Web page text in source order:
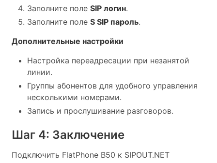
Заполните поле SIP логин.
Заполните поле S SIP пароль.
Дополнительные настройки
Настройка переадресации при незанятой
линии.
Группы абонентов для удобного управления
несколькими номерами.
Запись и прослушивание разговоров.
Шаг 4: Заключение
Подключить FlatPhone B50 к SIPOUT.NET